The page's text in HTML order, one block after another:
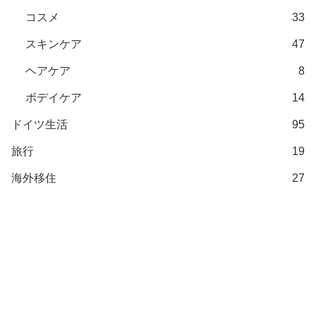
コスメ 33
スキンケア 47
ヘアケア 8
ボデイケア 14
ドイツ生活 95
旅行 19
海外移住 27